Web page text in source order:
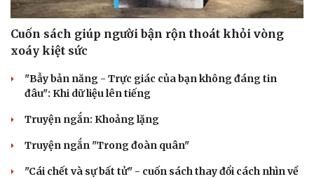
Cuốn sách giúp người bận rộn thoát khỏi vòng
xoáy kiệt sức
"Bẫy bản năng - Trực giác của bạn không đáng tin
đâu": Khi dữ liệu lên tiếng
Truyện ngắn: Khoảng lặng
Truyện ngắn "Trong đoàn quân"
"Cái chết và sự bất tử" - cuốn sách thay đổi cách nhìn về